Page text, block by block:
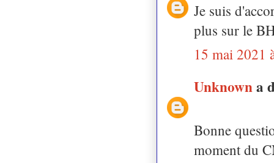
Je suis
plus sur le
15 mai 2021
Unknowna
Bonne
moment du